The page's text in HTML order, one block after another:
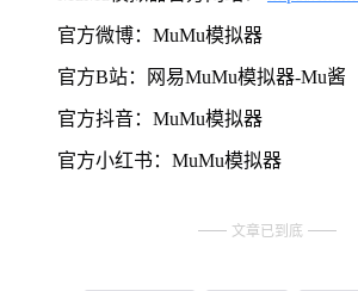
官方微博：MuMu模拟器
官方B站：网易MuMu模拟器-Mu酱
官方抖音：MuMu模拟器
官方小红书：MuMu模拟器
文章已到底